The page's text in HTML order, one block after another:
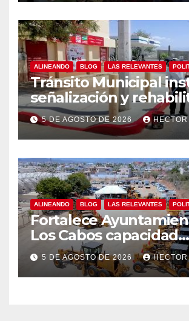
ALINEANDO BLOG LAS RELEVANTES
Tránsito Municipal
señalización y
cruces peatonales en
Cabos
5 DE AGOSTO DE 2026
ALINEANDO BLOG LAS RELEVANTES
Fortalece
Los Cabos capacidad
operativa de Servicios
Públicos con
FISAM
5 DE AGOSTO DE 2026